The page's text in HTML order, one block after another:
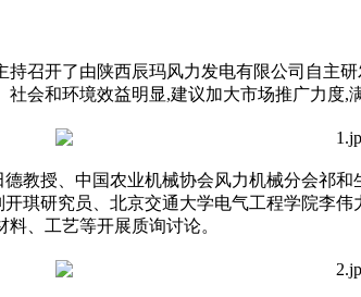
持召开了由陕西辰玛风力发电有限公司自
会和环境效益明显,建议加大市场推广力度,
教授、中国农业机械协会风力机械分会祁
琪研究员、北京交通大学电气工程学院李
、工艺等开展质询讨论。